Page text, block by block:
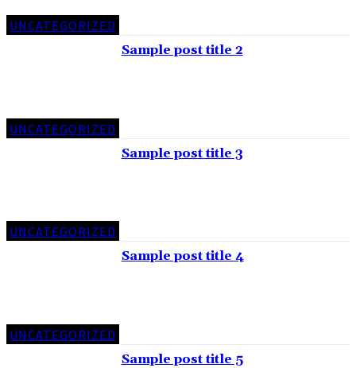
UNCATEGORIZED
UNCATEGORIZED
Sample post title 2
UNCATEGORIZED
Sample post title 3
UNCATEGORIZED
Sample post title 4
Sample post title 5